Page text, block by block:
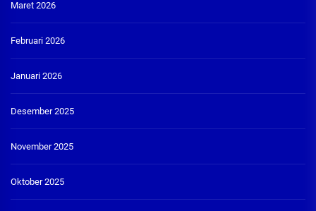
Maret 2026
Februari 2026
Januari 2026
Desember 2025
November 2025
Oktober 2025